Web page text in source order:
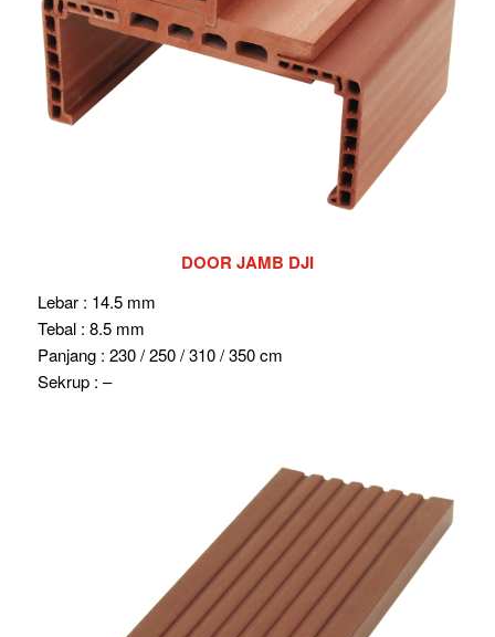
DOOR JAMB DJI
Lebar : 14.5 mm
Tebal : 8.5 mm
Panjang : 230 / 250 / 310 / 350 cm
Sekrup : –